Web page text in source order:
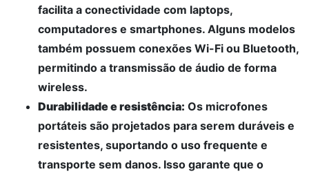
facilita a conectividade com laptops,
computadores e smartphones. Alguns modelos
também possuem conexões Wi-Fi ou Bluetooth,
permitindo a transmissão de áudio de forma
wireless.
Durabilidade e resistência: Os microfones
portáteis são projetados para serem duráveis e
resistentes, suportando o uso frequente e
transporte sem danos. Isso garante que o